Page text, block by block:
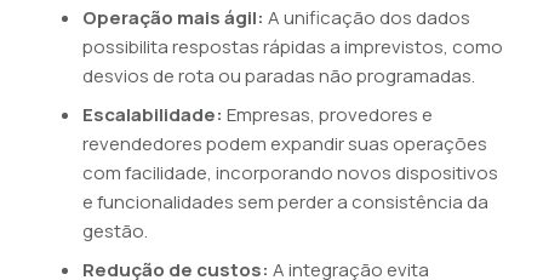
Operação mais ágil: A unificação dos dados
possibilita respostas rápidas a imprevistos, como
desvios de rota ou paradas não programadas.
Escalabilidade: Empresas, provedores e
revendedores podem expandir suas operações
com facilidade, incorporando novos dispositivos
e funcionalidades sem perder a consistência da
gestão.
Redução de custos: A integração evita